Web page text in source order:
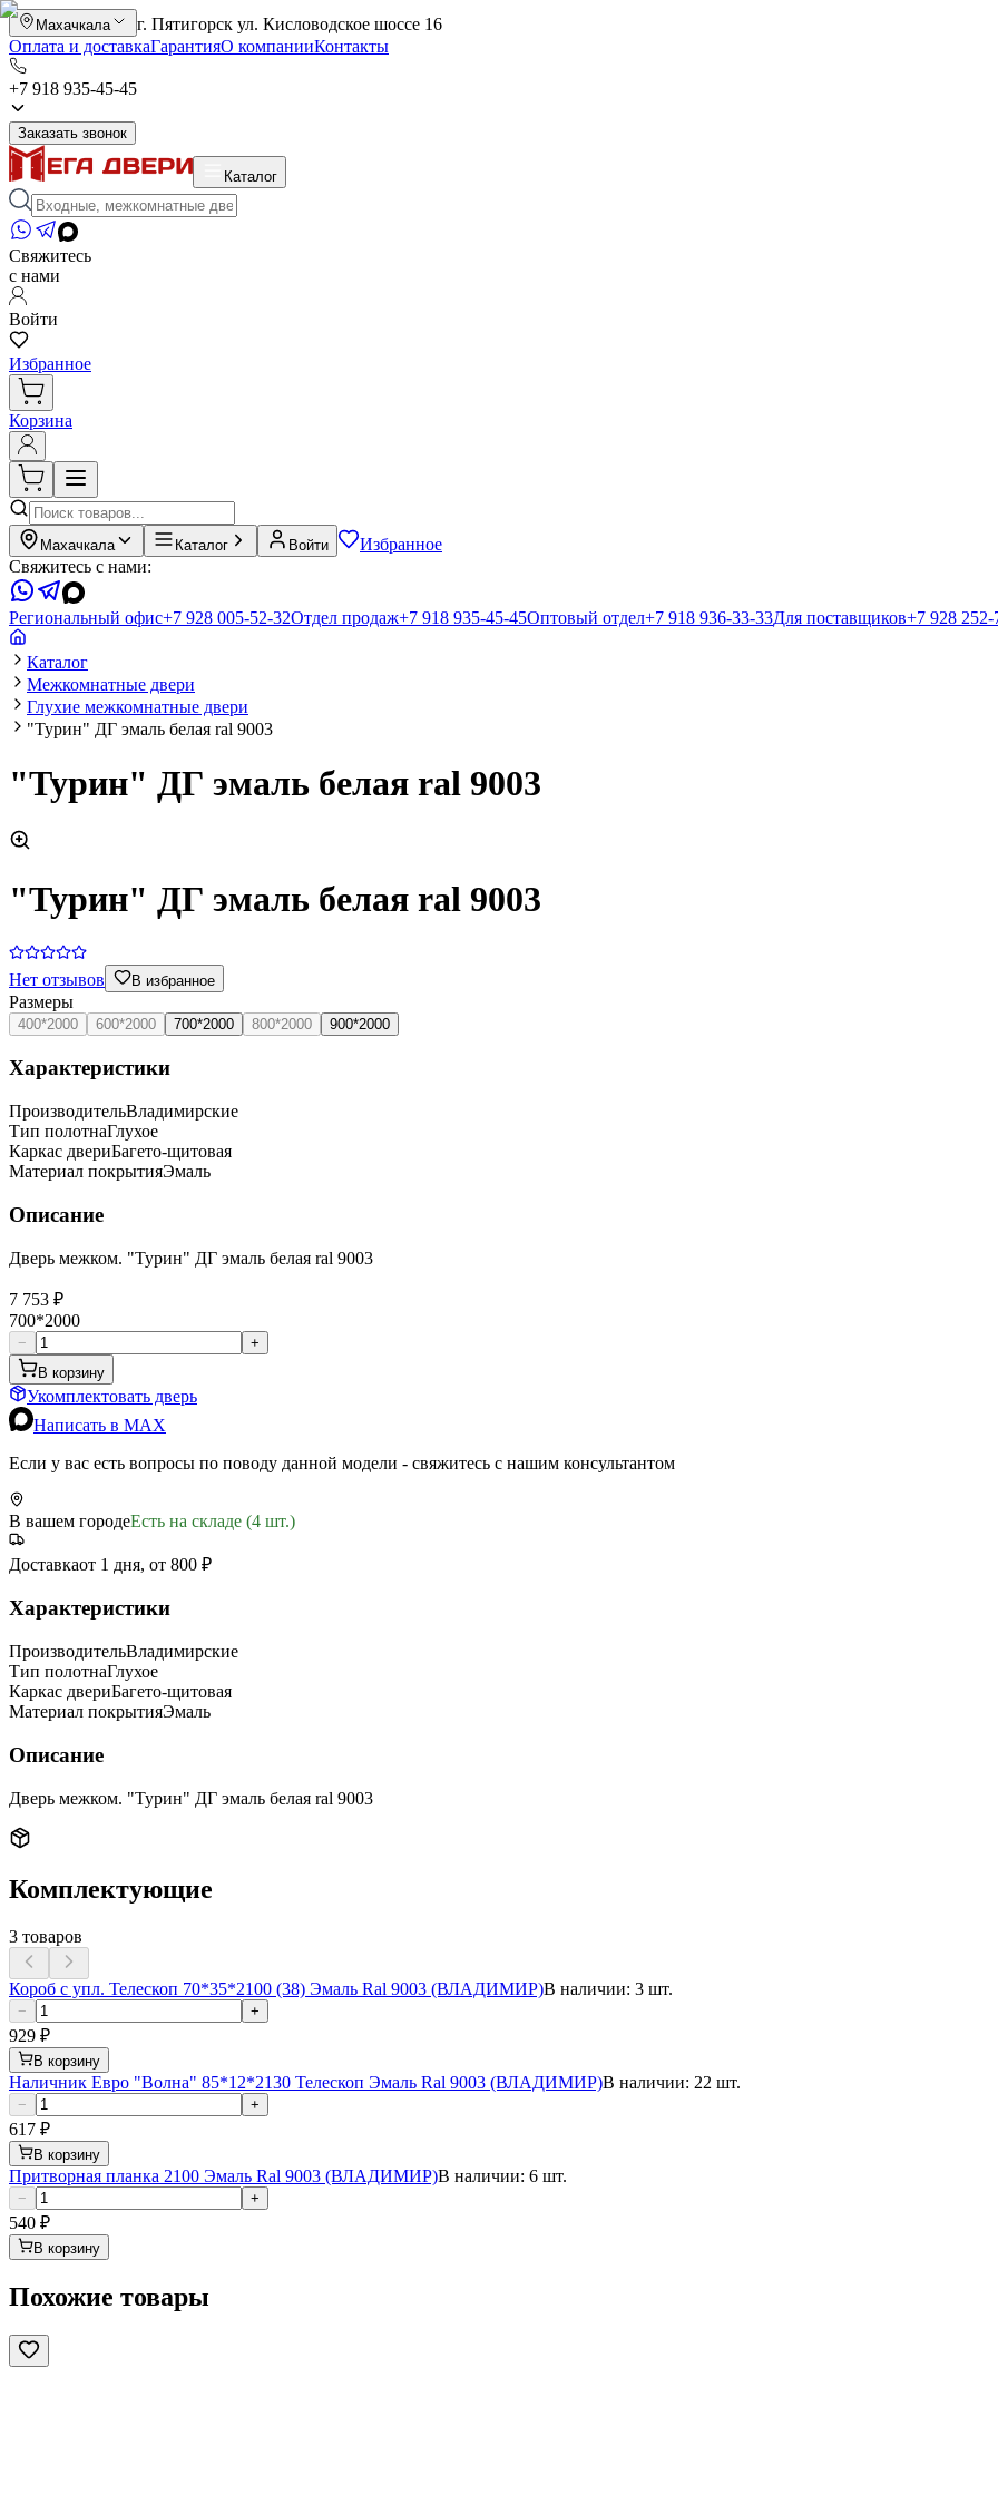
Махачкала
г. Пятигорск ул. Кисловодское шоссе 16
Оплата и доставкаГарантияО компанииКонтакты
+7 918 935-45-45
Заказать звонок
Каталог
Свяжитесь
с нами
Войти
Избранное
Корзина
Махачкала Каталог Войти
Избранное
Свяжитесь с нами:
Региональный офис+7 928 005-52-32Отдел продаж+7 918 935-45-45Оптовый отдел+7 918 936-33-33Для поставщиков+7 928 252-
Каталог
Межкомнатные двери
Глухие межкомнатные двери
"Турин" ДГ эмаль белая ral 9003
"Турин" ДГ эмаль белая ral 9003
"Турин" ДГ эмаль белая ral 9003
Нет отзывов В избранное
Размеры
400*2000 600*2000 700*2000 800*2000 900*2000
Характеристики
ПроизводительВладимирские
Тип полотнаГлухое
Каркас двериБагето-щитовая
Материал покрытияЭмаль
Описание
Дверь межком. "Турин" ДГ эмаль белая ral 9003
7 753 ₽
700*2000
−
+
В корзину
Укомплектовать дверь
Написать в MAX
Если у вас есть вопросы по поводу данной модели - свяжитесь с нашим консультантом
В вашем городеЕсть на складе (4 шт.)
Доставкаот 1 дня, от 800 ₽
Характеристики
ПроизводительВладимирские
Тип полотнаГлухое
Каркас двериБагето-щитовая
Материал покрытияЭмаль
Описание
Дверь межком. "Турин" ДГ эмаль белая ral 9003
Комплектующие
3 товаров
Короб с упл. Телескоп 70*35*2100 (38) Эмаль Ral 9003 (ВЛАДИМИР)В наличии: 3 шт.
− +
929 ₽
В корзину
Наличник Евро "Волна" 85*12*2130 Телескоп Эмаль Ral 9003 (ВЛАДИМИР)В наличии: 22 шт.
− +
617 ₽
В корзину
Притворная планка 2100 Эмаль Ral 9003 (ВЛАДИМИР)В наличии: 6 шт.
− +
540 ₽
В корзину
Похожие товары